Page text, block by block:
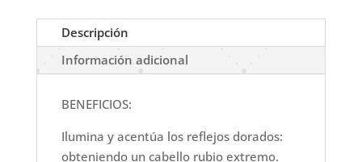
PEINAR
250
ml
Descripción
Información adicional
BENEFICIOS:
Ilumina y acentúa los reflejos dorados:
obteniendo un cabello rubio extremo.